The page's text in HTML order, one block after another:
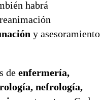
habrá
y asesoramiento
de enfermería,
nefrología,